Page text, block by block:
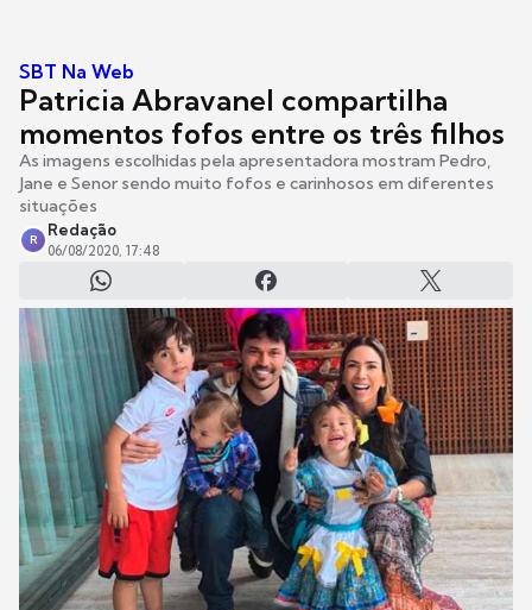
SBT Na Web
Patricia Abravanel compartilha
momentos fofos entre os três filhos
As imagens escolhidas pela apresentadora mostram Pedro,
Jane e Senor sendo muito fofos e carinhosos em diferentes
situações
R
Redação
06/08/2020, 17:48